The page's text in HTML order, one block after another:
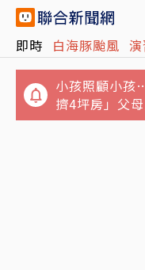
即時 白海豚颱風
小孩照顧小孩
擠4坪房」父